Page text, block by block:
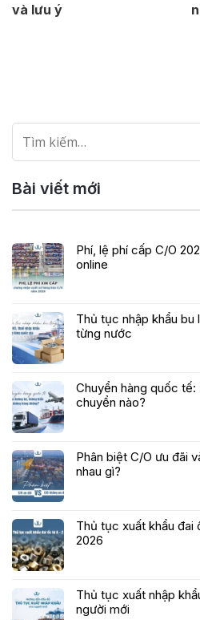
và lưu ý
Bài viết mới
Phí, lệ phí cấp C/O
online
Thủ tục nhập khẩu bu
từng nước
Chuyển hàng quốc
chuyển nào?
Phân biệt C/O ưu đãi
nhau gì?
Thủ tục xuất khẩu đai
2026
Thủ tục xuất nhập
người mới